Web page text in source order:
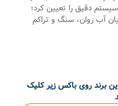
دقیق را تعیین کرد؛
آب روان، سنگ و تراکم
برند روی باکس زیر کلیک